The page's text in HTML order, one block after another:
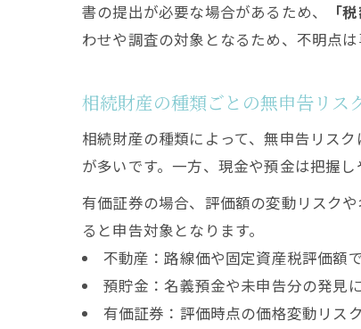
書の提出が必要な場合があるため、
「
わせや調査の対象となるため、不明点
相続財産の種類ごとの無申告リス
相続財産の種類によって、無申告リス
が多いです。一方、現金や預金は把握
有価証券の場合、評価額の変動リスク
ると申告対象となります。
不動産：路線価や固定資産税評価額
預貯金：名義預金や未申告分の発見
有価証券：評価時点の価格変動リス